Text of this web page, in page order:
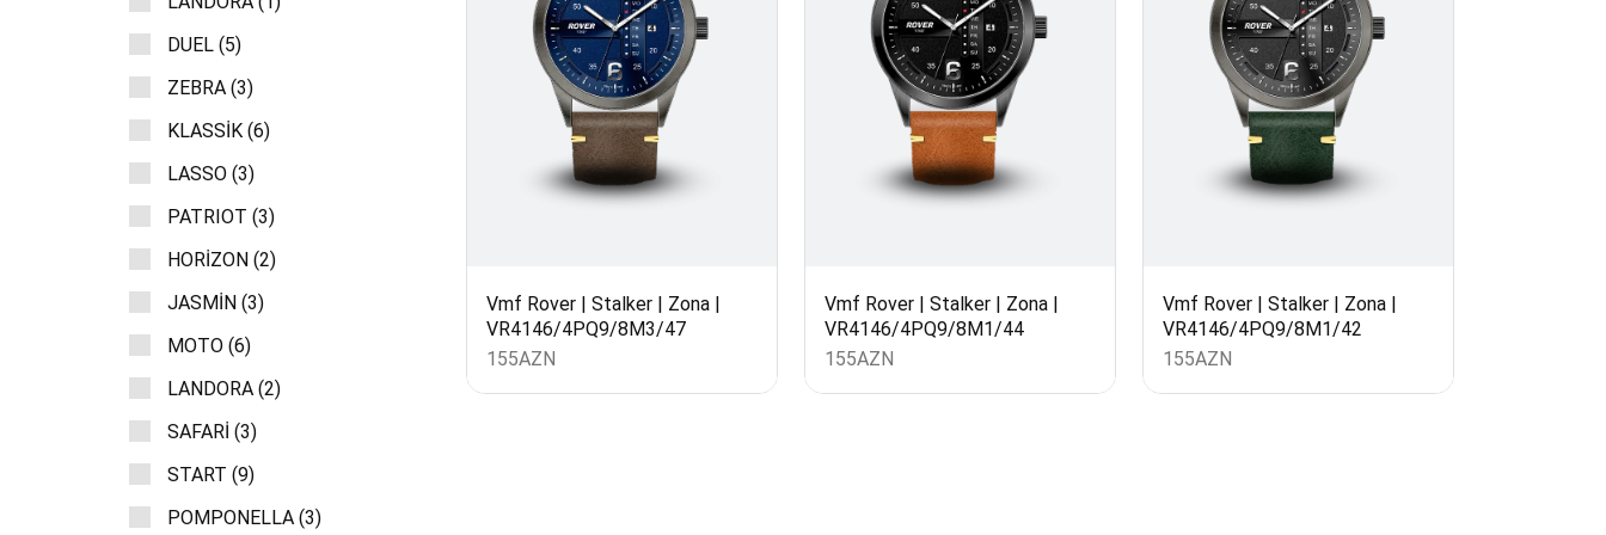
Vmf Rover | Stalker | Zona |
VR4146/4PQ9/8M3/47
155AZN
Vmf Rover | Stalker | Zona |
VR4146/4PQ9/8M1/44
155AZN
Vmf Rover | Stalker | Zona |
VR4146/4PQ9/8M1/42
155AZN
DUEL (5)
ZEBRA (3)
KLASSİK (6)
LASSO (3)
PATRIOT (3)
HORİZON (2)
JASMİN (3)
MOTO (6)
LANDORA (2)
SAFARİ (3)
START (9)
POMPONELLA (3)